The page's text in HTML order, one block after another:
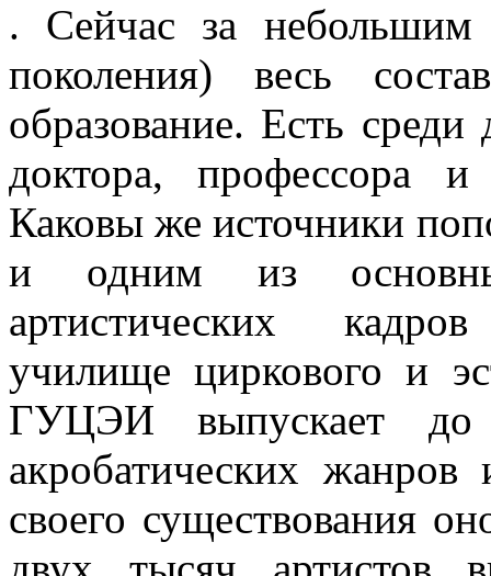
. Сейчас за не­большим
поколения) весь
образование. Есть
доктора, профессора и
Каковы же источники
и одним из
артистических
училище циркового и
ГУЦЭИ выпускает до
акробатических
своего существования